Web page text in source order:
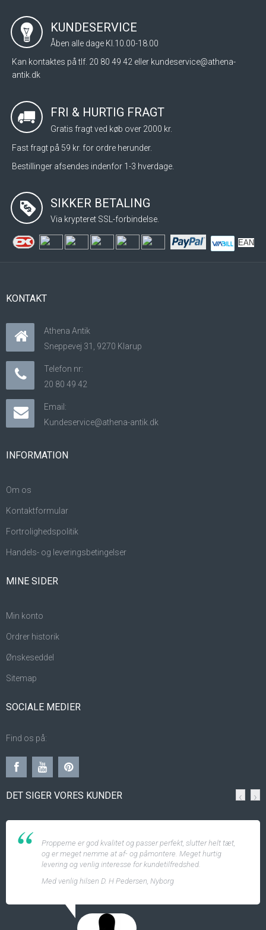
KUNDESERVICE
Åben alle dage Kl.10.00-18.00
Kan kontaktes på tlf. 20 80 49 42 eller kundeservice@athena-
antik.dk
FRI & HURTIG FRAGT
Gratis fragt ved køb over 2000 kr.
Fast fragt på 59 kr. for ordre herunder.
Bestillinger afsendes indenfor 1-3 hverdage.
SIKKER BETALING
Via krypteret SSL-forbindelse.
EAN
KONTAKT
Athena Antik
Sneppevej 31, 9270 Klarup
Telefon nr:
20 80 49 42
Email:
Kundeservice@athena-antik.dk
INFORMATION
Om os
Kontaktformular
Fortrolighedspolitik
Handels- og leveringsbetingelser
MINE SIDER
Min konto
Ordrer historik
Ønskeseddel
Sitemap
SOCIALE MEDIER
Find os på:
DET SIGER VORES KUNDER
Propperne er god kvalitet og passer perfekt, slutter helt tæt,
og er meget nemme at af- og påmontere. Meget hurtig
levering og venlig interesse for kundetilfredshed.
Med venlig hilsen D. H Pedersen, Nyborg
‹ ›